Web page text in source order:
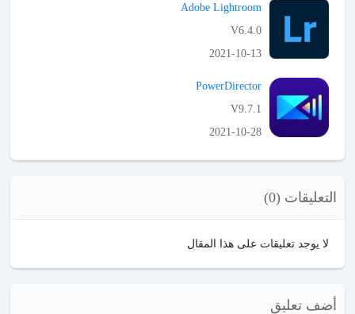
Adobe Lightroom
V6.4.0
2021-10-13
PowerDirector
V9.7.1
2021-10-28
التعليقات (0)
لا يوجد تعليقات على هذا المقال
أضف تعليق